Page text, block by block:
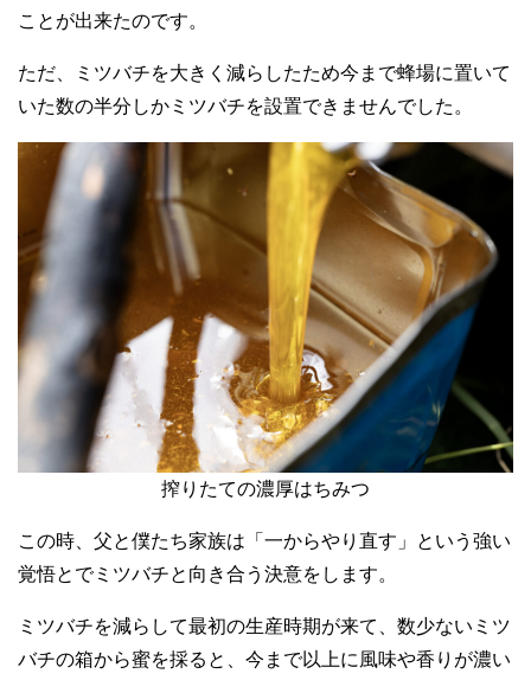
ことが出来たのです。
ただ、ミツバチを大きく減らしたため今まで蜂場に置いて
いた数の半分しかミツバチを設置できませんでした。
搾りたての濃厚はちみつ
この時、父と僕たち家族は「一からやり直す」という強い
覚悟とでミツバチと向き合う決意をします。
ミツバチを減らして最初の生産時期が来て、数少ないミツ
バチの箱から蜜を採ると、今まで以上に風味や香りが濃い